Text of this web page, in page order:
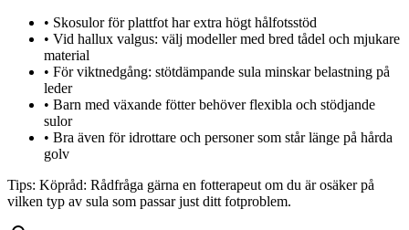
• Skosulor för plattfot har extra högt hålfotsstöd
• Vid hallux valgus: välj modeller med bred tådel och mjukare
material
• För viktnedgång: stötdämpande sula minskar belastning på
leder
• Barn med växande fötter behöver flexibla och stödjande
sulor
• Bra även för idrottare och personer som står länge på hårda
golv
Tips: Köpråd: Rådfråga gärna en fotterapeut om du är osäker på
vilken typ av sula som passar just ditt fotproblem.